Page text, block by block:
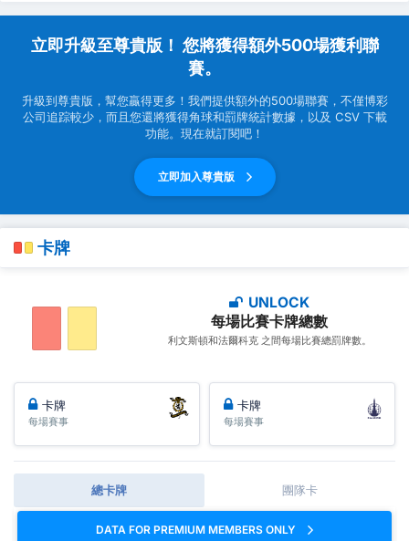
立即升級至尊貴版！ 您將獲得額外500場獲利聯
賽。
升級到尊貴版，幫您贏得更多！我們提供額外的500場聯賽，不僅博彩
公司追踪較少，而且您還將獲得角球和罰牌統計數據，以及 CSV 下載
功能。現在就訂閱吧！
立即加入尊貴版
卡牌
UNLOCK
每場比賽卡牌總數
利文斯頓和法爾科克 之間每場比賽總罰牌數。
卡牌
每場賽事
卡牌
每場賽事
總卡牌 團隊卡
DATA FOR PREMIUM MEMBERS ONLY